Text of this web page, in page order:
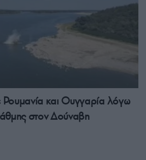
Ρουμανία και Ουγγαρία λόγω
στον Δούναβη